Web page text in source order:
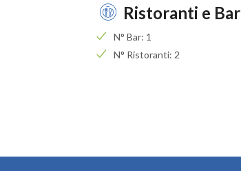
Ristoranti e Bar
N° Bar: 1
N° Ristoranti: 2